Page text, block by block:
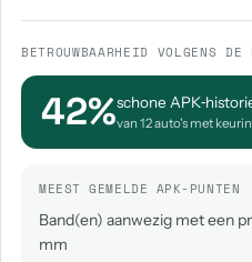
BETROUWBAARHEID VOLGENS DE
42%schone
van 12 auto's met
MEEST GEMELDE APK-PUNTEN
Band(en) aanwezig met een
mm